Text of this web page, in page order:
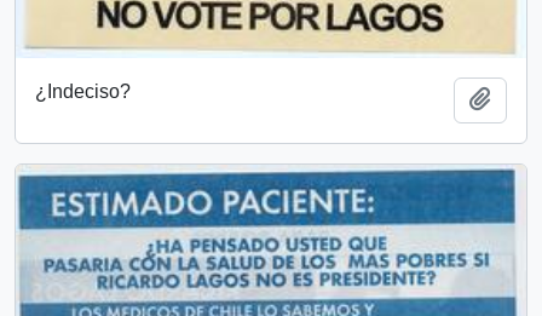
¿Indeciso?